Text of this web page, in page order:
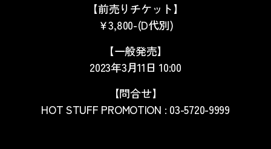
【前売りチケット】
￥3,800-(D代別)
【一般発売】
2023年3月11日 10:00
【問合せ】
HOT STUFF PROMOTION : 03-5720-9999